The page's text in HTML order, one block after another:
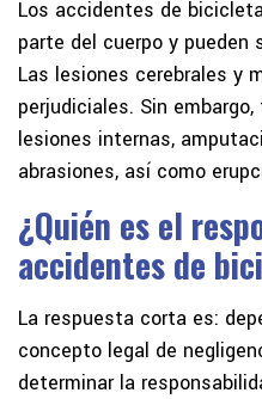
Los accidentes de
parte del cuerpo y
Las lesiones cerebrales y
perjudiciales. Sin
lesiones internas,
abrasiones, así como
¿Quién es el
accidentes de
La respuesta corta es:
concepto legal de
determinar la